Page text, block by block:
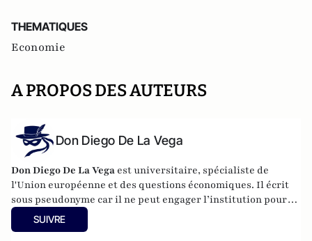
THEMATIQUES
Economie
A PROPOS DES AUTEURS
Don Diego De La Vega
Don Diego De La Vega est universitaire, spécialiste de
l'Union européenne et des questions économiques. Il écrit
sous pseudonyme car il ne peut engager l’institution pour
laquelle il travaille.
SUIVRE